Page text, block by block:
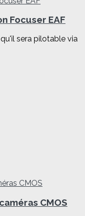
Focuser EAF
sera pilotable via
CMOS